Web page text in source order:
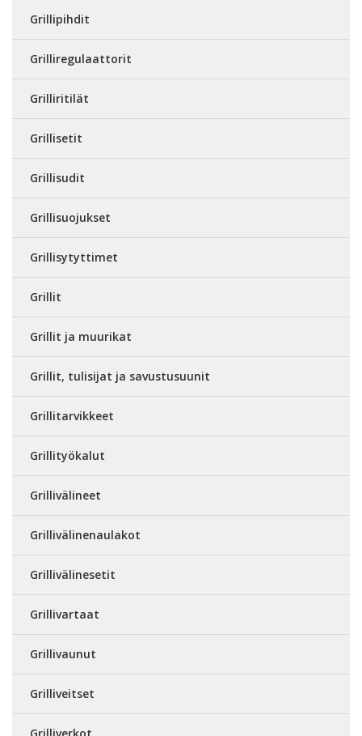
Grillipihdit
Grilliregulaattorit
Grilliritilät
Grillisetit
Grillisudit
Grillisuojukset
Grillisytyttimet
Grillit
Grillit ja muurikat
Grillit, tulisijat ja savustusuunit
Grillitarvikkeet
Grillityökalut
Grillivälineet
Grillivälinenaulakot
Grillivälinesetit
Grillivartaat
Grillivaunut
Grilliveitset